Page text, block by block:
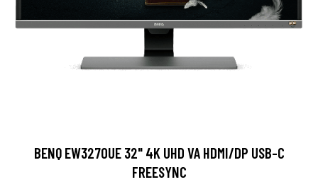
BENQ EW3270UE 32" 4K UHD VA HDMI/DP USB-C
FREESYNC